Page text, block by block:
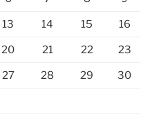
13 14 15 16
20 21 22 23
27 28 29 30